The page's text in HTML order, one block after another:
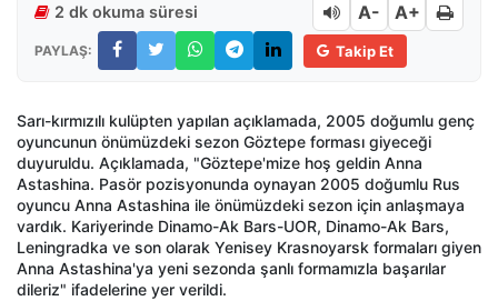
2 dk okuma süresi A- A+
PAYLAŞ: Takip Et
Sarı-kırmızılı kulüpten yapılan açıklamada, 2005 doğumlu genç
oyuncunun önümüzdeki sezon Göztepe forması giyeceği
duyuruldu. Açıklamada, "Göztepe'mize hoş geldin Anna
Astashina. Pasör pozisyonunda oynayan 2005 doğumlu Rus
oyuncu Anna Astashina ile önümüzdeki sezon için anlaşmaya
vardık. Kariyerinde Dinamo-Ak Bars-UOR, Dinamo-Ak Bars,
Leningradka ve son olarak Yenisey Krasnoyarsk formaları giyen
Anna Astashina'ya yeni sezonda şanlı formamızla başarılar
dileriz" ifadelerine yer verildi.